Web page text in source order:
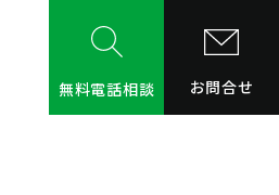
無料電話相談 お問合せ